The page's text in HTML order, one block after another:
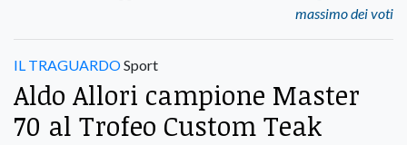
massimo dei voti
IL TRAGUARDOSport
Aldo Allori campione Master
70 al Trofeo Custom Teak